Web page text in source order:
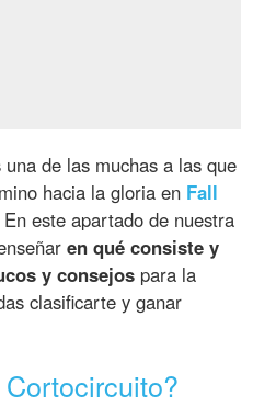
una de las muchas a las que
hacia la gloria en Fall
En este apartado de nuestra
en qué consiste y
y consejos para la
clasificarte y ganar